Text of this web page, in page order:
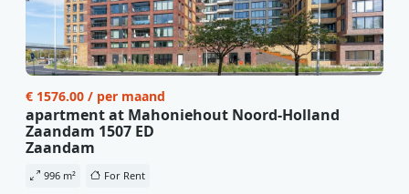
€ 1576.00 / per maand
apartment at Mahoniehout Noord-Holland
Zaandam 1507 ED
Zaandam
996 m² For Rent